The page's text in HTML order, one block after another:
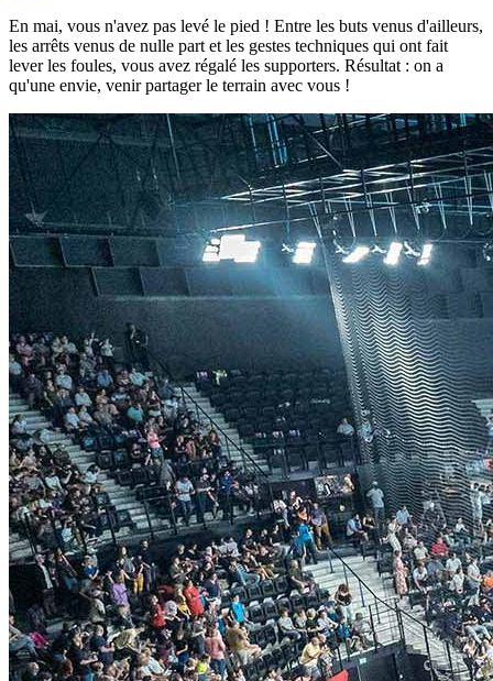
En mai, vous n'avez pas levé le pied ! Entre les buts venus d'ailleurs,
les arrêts venus de nulle part et les gestes techniques qui ont fait
lever les foules, vous avez régalé les supporters. Résultat : on a
qu'une envie, venir partager le terrain avec vous !